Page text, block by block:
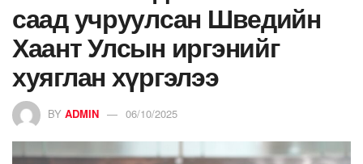
саад учруулсан Шведийн
Хаант Улсын иргэнийг
хуяглан хүргэлээ
BY ADMIN 06/10/2025